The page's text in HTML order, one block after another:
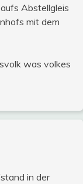
Abstellgleis
mit dem
was volkes
in der